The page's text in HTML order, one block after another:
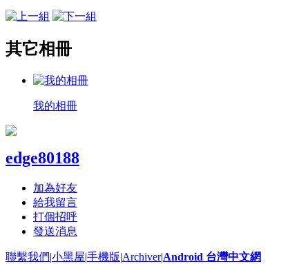
其它相冊
我的相冊
edge80188
加為好友
給我留言
打個招呼
發送消息
聯繫我們|小黑屋|手機版|Archiver|Android 台灣中文網